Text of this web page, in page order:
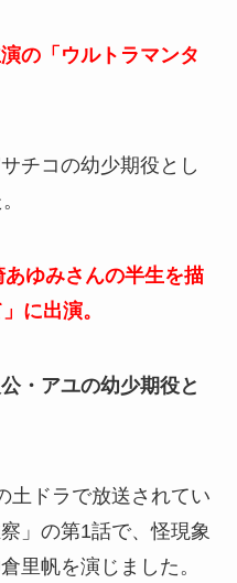
の「ウルトラマンタ
チコの幼少期役とし
ゆみさんの半生を描
に出演。
・アユの幼少期役と
土ドラで放送されてい
」の第1話で、怪現象
里帆を演じました。